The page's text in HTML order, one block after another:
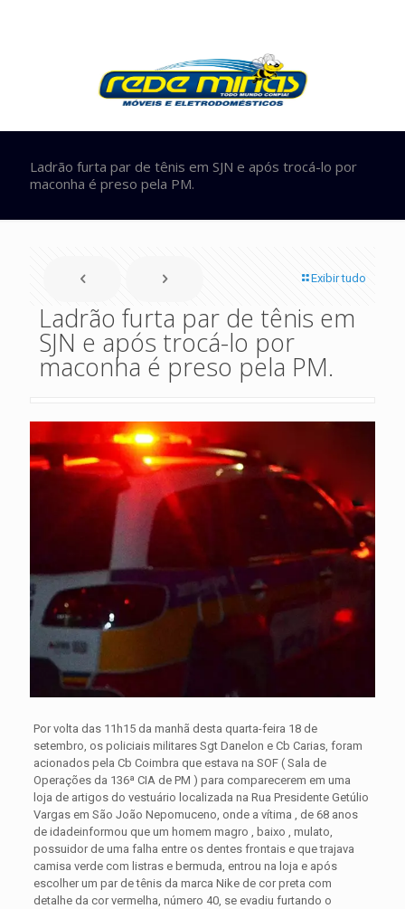
Ladrão furta par de tênis em SJN e após trocá-lo por
maconha é preso pela PM.
Exibir tudo
Ladrão furta par de tênis em
SJN e após trocá-lo por
maconha é preso pela PM.
Por volta das 11h15 da manhã desta quarta-feira 18 de
setembro, os policiais militares Sgt Danelon e Cb Carias, foram
acionados pela Cb Coimbra que estava na SOF ( Sala de
Operações da 136ª CIA de PM ) para comparecerem em uma
loja de artigos do vestuário localizada na Rua Presidente Getúlio
Vargas em São João Nepomuceno, onde a vítima , de 68 anos
de idadeinformou que um homem magro , baixo , mulato,
possuidor de uma falha entre os dentes frontais e que trajava
camisa verde com listras e bermuda, entrou na loja e após
escolher um par de tênis da marca Nike de cor preta com
detalhe da cor vermelha, número 40, se evadiu furtando o